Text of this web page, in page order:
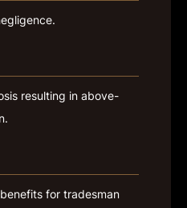
resulting in above-
for tradesman